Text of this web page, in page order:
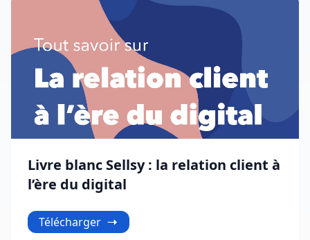
Livre blanc Sellsy : la relation client à
l’ère du digital
Télécharger